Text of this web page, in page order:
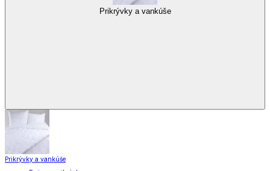
Prikrývky a vankúše
Prikrývky a vankúše